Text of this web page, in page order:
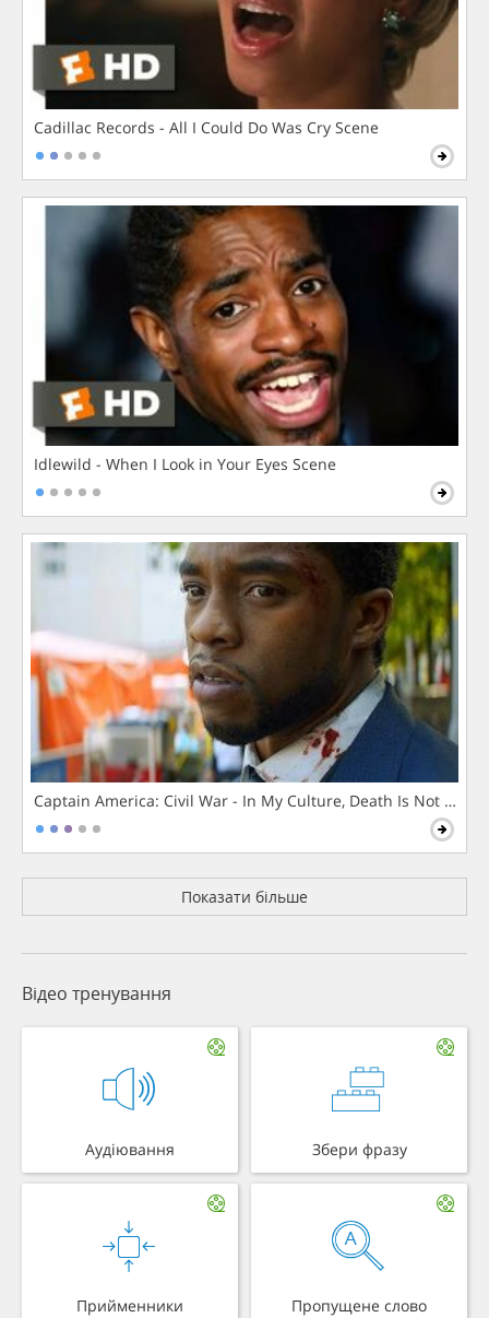
Cadillac Records - All I Could Do Was Cry Scene
Idlewild - When I Look in Your Eyes Scene
Captain America: Civil War - In My Culture, Death Is Not The
Показати більше
Відео тренування
Аудіювання Збери фразу
Прийменники Пропущене слово